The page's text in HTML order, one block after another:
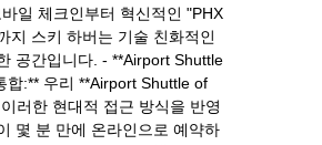
일 체크인부터 혁신적인 "PHX
지 스키 하버는 기술 친화적인
공간입니다. - **Airport Shuttle
합:** 우리 **Airport Shuttle of
러한 현대적 접근 방식을 반영
몇 분 만에 온라인으로 예약하